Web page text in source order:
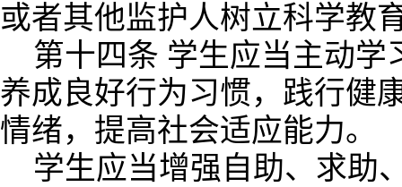
或者其他监护人树立科学教
第十四条 学生应当主动
养成良好行为习惯，践行健
情绪，提高社会适应能力。
学生应当增强自助、求助